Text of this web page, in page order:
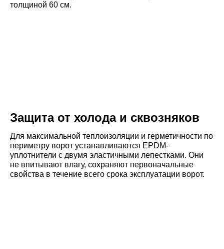
толщиной 60 см.
Защита от холода и сквозняков
Для максимальной теплоизоляции и герметичности по
периметру ворот устанавливаются EPDM-
уплотнители с двумя эластичными лепестками. Они
не впитывают влагу, сохраняют первоначальные
свойства в течение всего срока эксплуатации ворот.